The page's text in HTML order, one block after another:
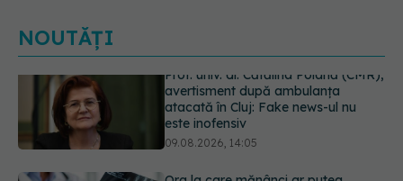
NOUTĂȚI
Ora la care mănânci ar putea
influența oasele după vârsta de 50
09.08.2026, 14:00